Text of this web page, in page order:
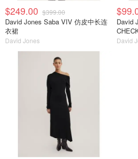
$249.00 $399.00
David Jones Saba VIV 仿皮中长连
衣裙
David Jones
David
David